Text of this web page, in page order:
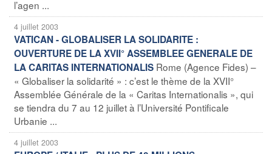
l’agen ...
4 juillet 2003
VATICAN - GLOBALISER LA SOLIDARITE :
OUVERTURE DE LA XVII° ASSEMBLEE GENERALE DE
LA CARITAS INTERNATIONALIS Rome (Agence Fides) –
« Globaliser la solidarité » : c’est le thème de la XVII°
Assemblée Générale de la « Caritas Internationalis », qui
se tiendra du 7 au 12 juillet à l’Université Pontificale
Urbanie ...
4 juillet 2003